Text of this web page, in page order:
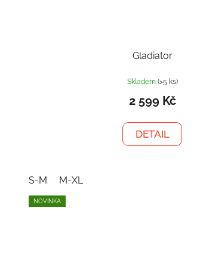
Gladiator
Skladem (>5 ks)
2 599 Kč
DETAIL
S-M M-XL
NOVINKA